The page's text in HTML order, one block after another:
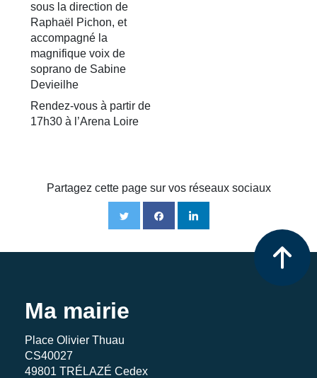
sous la direction de
Raphaël Pichon, et
accompagné la
magnifique voix de
soprano de Sabine
Devieilhe
Rendez-vous à partir de
17h30 à l’Arena Loire
Partagez cette page sur vos réseaux sociaux
Ma mairie
Place Olivier Thuau
CS40027
49801 TRÉLAZÉ Cedex